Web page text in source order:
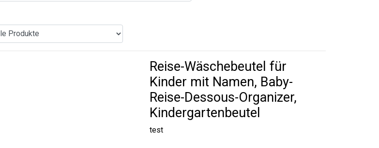
Reise-Wäschebeutel für
Kinder mit Namen, Baby-
Reise-Dessous-Organizer,
Kindergartenbeutel
test